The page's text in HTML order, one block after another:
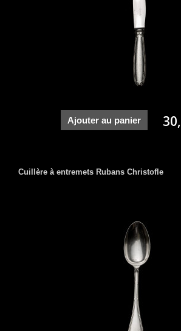
Ajouter au panier
Cuillère à entremets Rubans Christofle